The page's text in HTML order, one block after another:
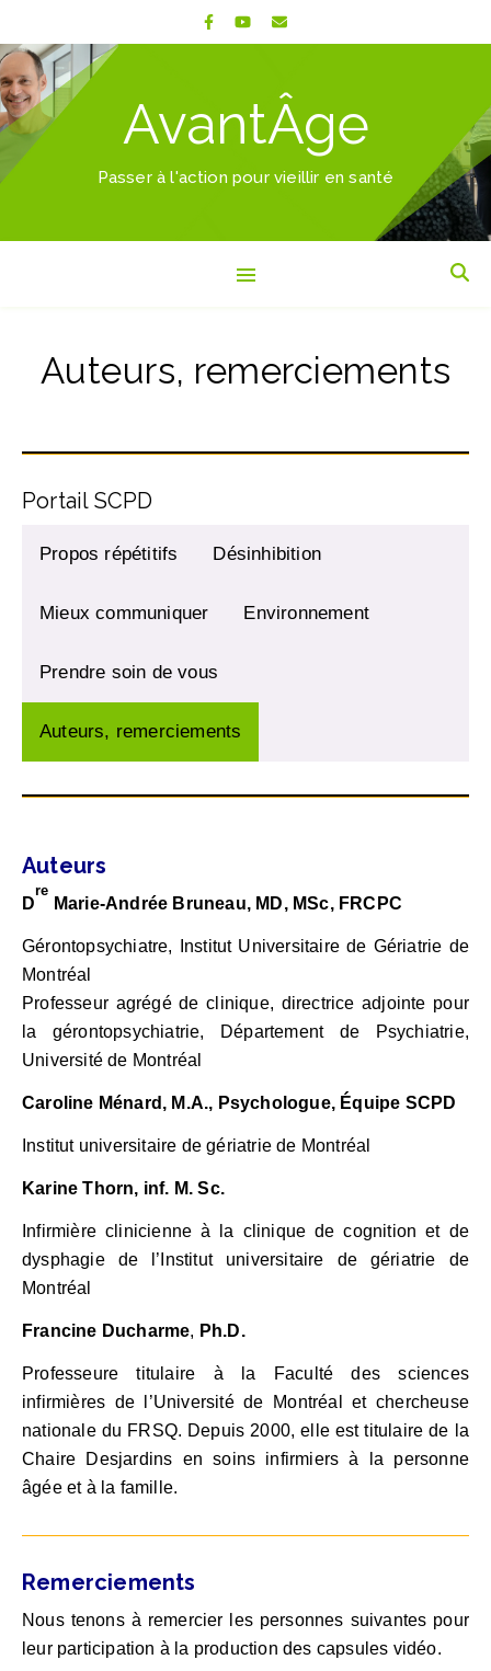
AvantÂge
Passer à l'action pour vieillir en santé
Auteurs, remerciements
Portail SCPD
Propos répétitifs Désinhibition
Mieux communiquer Environnement
Prendre soin de vous
Auteurs, remerciements
Auteurs
D
re
Marie-Andrée Bruneau, MD, MSc, FRCPC
Gérontopsychiatre, Institut Universitaire de Gériatrie de
Montréal
Professeur agrégé de clinique, directrice adjointe pour
la gérontopsychiatrie, Département de Psychiatrie,
Université de Montréal
Caroline Ménard, M.A., Psychologue, Équipe SCPD
Institut universitaire de gériatrie de Montréal
Karine Thorn, inf. M. Sc.
Infirmière clinicienne à la clinique de cognition et de
dysphagie de l’Institut universitaire de gériatrie de
Montréal
Francine Ducharme, Ph.D.
Professeure titulaire à la Faculté des sciences
infirmières de l’Université de Montréal et chercheuse
nationale du FRSQ. Depuis 2000, elle est titulaire de la
Chaire Desjardins en soins infirmiers à la personne
âgée et à la famille.
Remerciements
Nous tenons à remercier les personnes suivantes pour
leur participation à la production des capsules vidéo.